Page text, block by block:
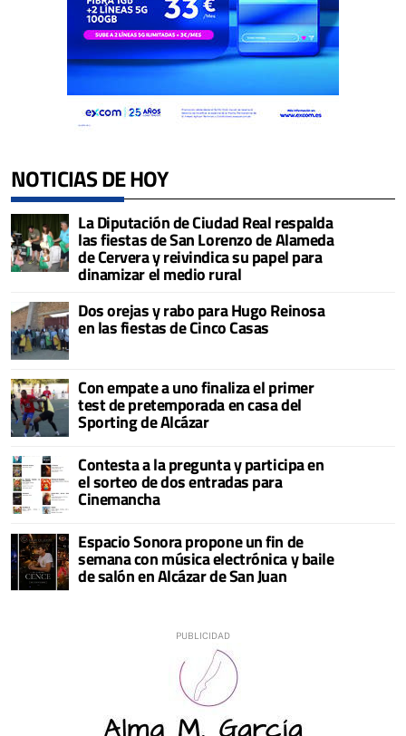
NOTICIAS DE HOY
La Diputación de Ciudad Real respalda
las fiestas de San Lorenzo de Alameda
de Cervera y reivindica su papel para
dinamizar el medio rural
Dos orejas y rabo para Hugo Reinosa
en las fiestas de Cinco Casas
Con empate a uno finaliza el primer
test de pretemporada en casa del
Sporting de Alcázar
Contesta a la pregunta y participa en
el sorteo de dos entradas para
Cinemancha
Espacio Sonora propone un fin de
semana con música electrónica y baile
de salón en Alcázar de San Juan